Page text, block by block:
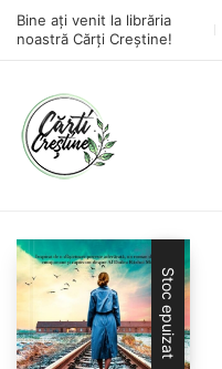
Bine ați venit la librăria
noastră Cărți Creștine!
Stoc epuizat